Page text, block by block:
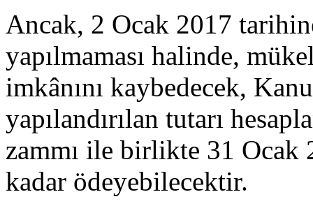
Ancak, 2 Ocak 2017
yapılmaması halinde,
imkânını kaybedecek,
yapılandırılan tutarı
zammı ile birlikte 31
kadar ödeyebilecektir.